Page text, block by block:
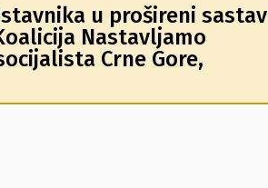
u prošireni sastav
Nastavljamo
Crne Gore,